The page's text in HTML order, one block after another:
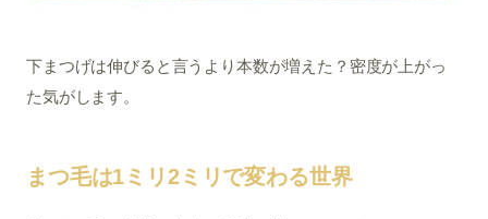
下まつげは伸びると言うより本数が増えた？密度が上がっ
た気がします。
まつ毛は1ミリ2ミリで変わる世界